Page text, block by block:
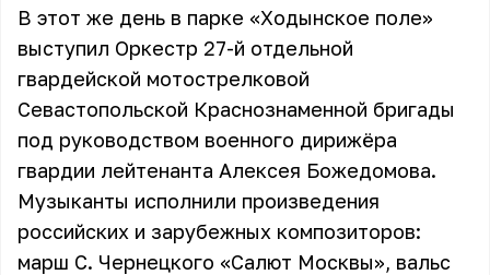
В этот же день в парке «Ходынское поле»
выступил Оркестр 27-й отдельной
гвардейской мотострелковой
Севастопольской Краснознаменной бригады
под руководством военного дирижёра
гвардии лейтенанта Алексея Божедомова.
Музыканты исполнили произведения
российских и зарубежных композиторов:
марш С. Чернецкого «Салют Москвы», вальс